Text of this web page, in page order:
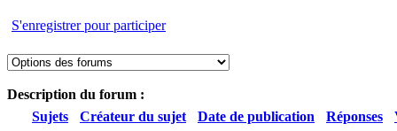
S'enregistrer pour participer
Description du forum :
Sujets
Créateur du sujet Date de publication Réponses